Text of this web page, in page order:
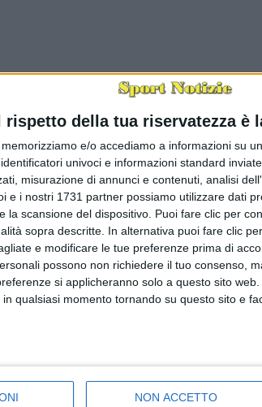
rispetto della tua riservatezza è
memorizziamo e/o accediamo a informazioni su
univoci e informazioni standard
misurazione di annunci e contenuti, analisi
e i nostri 1731 partner possiamo utilizzare dati
la scansione del dispositivo. Puoi fare clic per
sopra descritte. In alternativa puoi fare clic
e modificare le tue preferenze prima di
possono non richiedere il tuo consenso,
si applicheranno solo a questo sito
qualsiasi momento tornando su questo sito e
NON ACCETTO